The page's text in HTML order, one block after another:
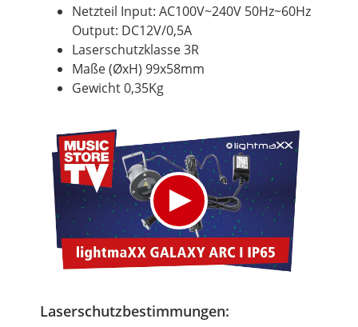
Netzteil Input: AC100V~240V 50Hz~60Hz
Output: DC12V/0,5A
Laserschutzklasse 3R
Maße (ØxH) 99x58mm
Gewicht 0,35Kg
Laserschutzbestimmungen: